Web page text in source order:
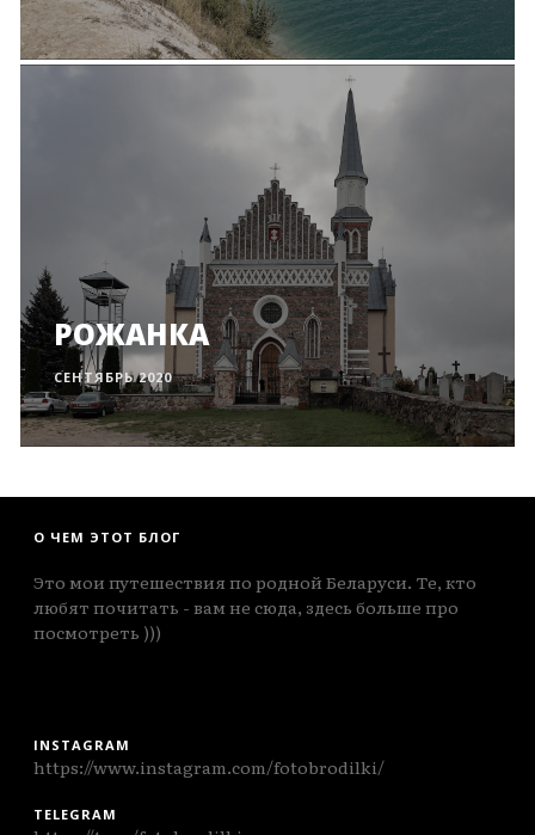
РОЖАНКА
СЕНТЯБРЬ 2020
О ЧЕМ ЭТОТ БЛОГ
Это мои путешествия по родной Беларуси. Те, кто
любят почитать - вам не сюда, здесь больше про
посмотреть )))
INSTAGRAM
https://www.instagram.com/fotobrodilki/
TELEGRAM